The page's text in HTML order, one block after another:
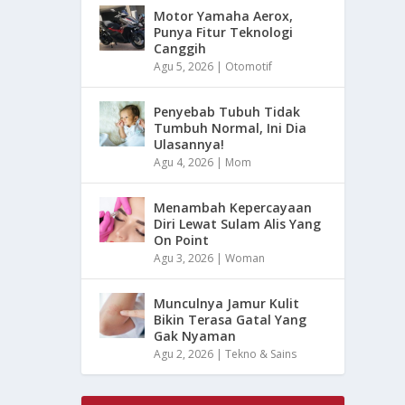
Motor Yamaha Aerox,
Punya Fitur Teknologi
Canggih
Agu 5, 2026 | Otomotif
Penyebab Tubuh Tidak
Tumbuh Normal, Ini Dia
Ulasannya!
Agu 4, 2026 | Mom
Menambah Kepercayaan
Diri Lewat Sulam Alis Yang
On Point
Agu 3, 2026 |Woman
Munculnya Jamur Kulit
Bikin Terasa Gatal Yang
Gak Nyaman
Agu 2, 2026 |Tekno & Sains